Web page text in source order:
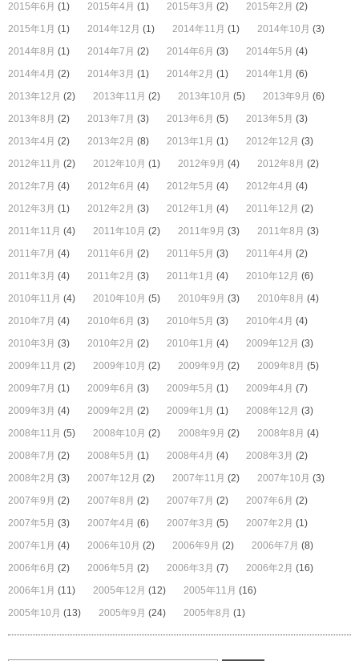
2015年6月 (1) 2015年4月 (1) 2015年3月 (2) 2015年2月 (2)
2015年1月 (1) 2014年12月 (1) 2014年11月 (1) 2014年10月 (3)
2014年8月 (1) 2014年7月 (2) 2014年6月 (3) 2014年5月 (4)
2014年4月 (2) 2014年3月 (1) 2014年2月 (1) 2014年1月 (6)
2013年12月 (2) 2013年11月 (2) 2013年10月 (5) 2013年9月 (6)
2013年8月 (2) 2013年7月 (3) 2013年6月 (5) 2013年5月 (3)
2013年4月 (2) 2013年2月 (8) 2013年1月 (1) 2012年12月 (3)
2012年11月 (2) 2012年10月 (1) 2012年9月 (4) 2012年8月 (2)
2012年7月 (4) 2012年6月 (4) 2012年5月 (4) 2012年4月 (4)
2012年3月 (1) 2012年2月 (3) 2012年1月 (4) 2011年12月 (2)
2011年11月 (4) 2011年10月 (2) 2011年9月 (3) 2011年8月 (3)
2011年7月 (4) 2011年6月 (2) 2011年5月 (3) 2011年4月 (2)
2011年3月 (4) 2011年2月 (3) 2011年1月 (4) 2010年12月 (6)
2010年11月 (4) 2010年10月 (5) 2010年9月 (3) 2010年8月 (4)
2010年7月 (4) 2010年6月 (3) 2010年5月 (3) 2010年4月 (4)
2010年3月 (3) 2010年2月 (2) 2010年1月 (4) 2009年12月 (3)
2009年11月 (2) 2009年10月 (2) 2009年9月 (2) 2009年8月 (5)
2009年7月 (1) 2009年6月 (3) 2009年5月 (1) 2009年4月 (7)
2009年3月 (4) 2009年2月 (2) 2009年1月 (1) 2008年12月 (3)
2008年11月 (5) 2008年10月 (2) 2008年9月 (2) 2008年8月 (4)
2008年7月 (2) 2008年5月 (1) 2008年4月 (4) 2008年3月 (2)
2008年2月 (3) 2007年12月 (2) 2007年11月 (2) 2007年10月 (3)
2007年9月 (2) 2007年8月 (2) 2007年7月 (2) 2007年6月 (2)
2007年5月 (3) 2007年4月 (6) 2007年3月 (5) 2007年2月 (1)
2007年1月 (4) 2006年10月 (2) 2006年9月 (2) 2006年7月 (8)
2006年6月 (2) 2006年5月 (2) 2006年3月 (7) 2006年2月 (16)
2006年1月 (11) 2005年12月 (12) 2005年11月 (16)
2005年10月 (13) 2005年9月 (24) 2005年8月 (1)